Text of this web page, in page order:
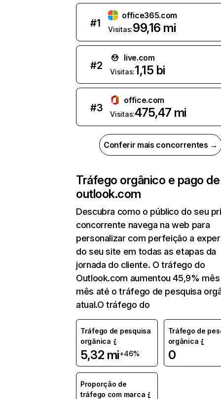
#1
office365.com
Visitas:99,16 mi
#2
live.com
Visitas:1,15 bi
#3
office.com
Visitas:475,47 mi
Conferir mais concorrentes →
Tráfego orgânico e pago de
outlook.com
Descubra como o público do seu
concorrente navega na web para
personalizar com perfeição a
do seu site em todas as etapas da
jornada do cliente. O tráfego do
Outlook.com aumentou 45,9% mês
mês até o tráfego de pesquisa
atual.O tráfego do
Tráfego de pesquisa
orgânica
5,32 mi+46%
Tráfego de
orgânica
0
Proporção de
tráfego com marca